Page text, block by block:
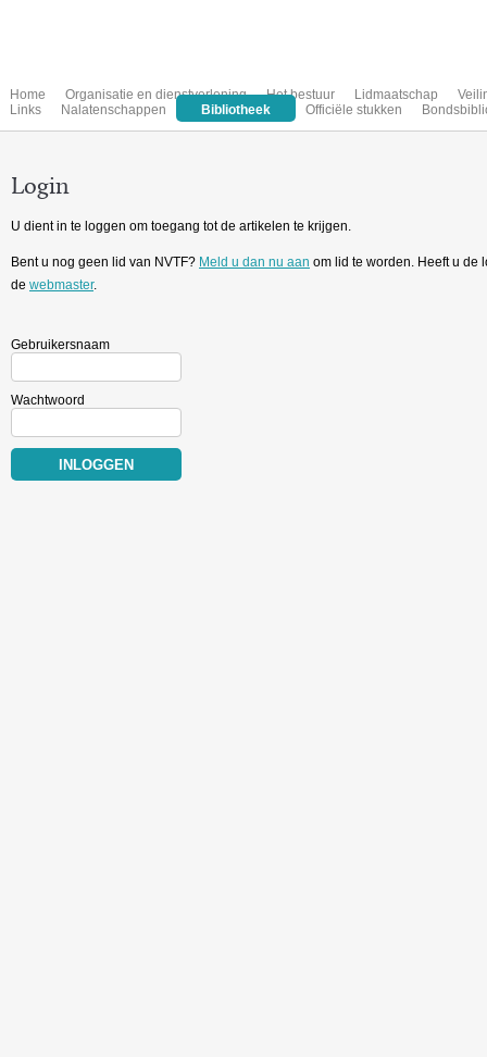
Home Organisatie en dienstverlening Het bestuur Lidmaatschap
Links
Nalatenschappen Bibliotheek Officiële stukken
Login
U dient in te loggen om toegang tot de artikelen te krijgen.
Bent u nog geen lid van NVTF? Meld u dan nu aan om lid te worden. Heeft u de
de webmaster.
Gebruikersnaam
Wachtwoord